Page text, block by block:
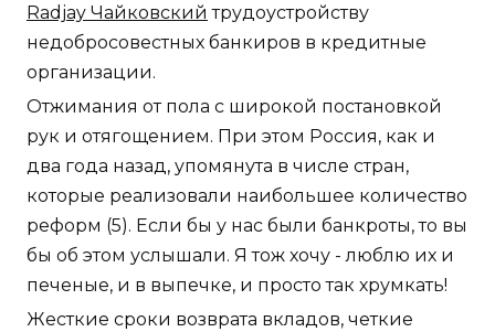
Radjay Чайковский трудоустройству
недобросовестных банкиров в кредитные
организации.
Отжимания от пола с широкой постановкой
рук и отягощением. При этом Россия, как и
два года назад, упомянута в числе стран,
которые реализовали наибольшее количество
реформ (5). Если бы у нас были банкроты, то вы
бы об этом услышали. Я тож хочу - люблю их и
печеные, и в выпечке, и просто так хрумкать!
Жесткие сроки возврата вкладов, четкие